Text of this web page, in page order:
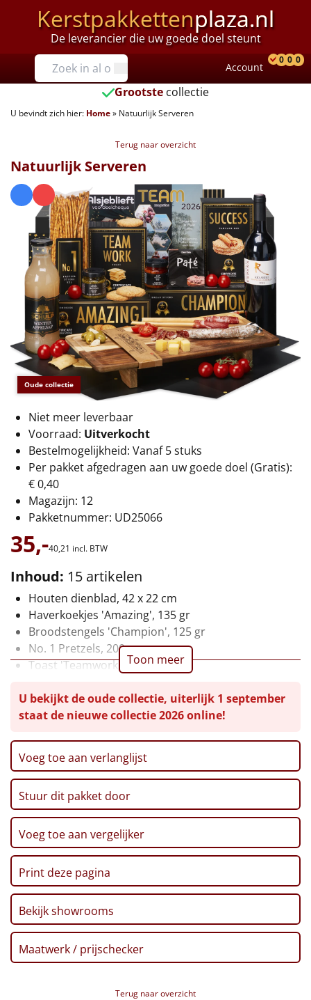
Kerstpakkettenplaza.nl
De leverancier die uw goede doel steunt
Prijzen
Tot €25
€25 tot €35
€40 tot €45
€45 tot €50
€50 tot €55
€55 tot €75
€75 tot €100
€100 en hoger
Alle kerstpakketten 2026
Thema
Origineel
Rituals
Luxe
Mannen
Vrouwen
Duurzaam
Leuke
Uniek
Artikel
Hitster NIEUW
Pizzarette
Tas
Wake up light
NIEUW
Borrelplank
Account
0 0 0
Grootste collectie
U bevindt zich hier: Home» Natuurlijk Serveren
Terug naar overzicht
Oude collectie
Natuurlijk Serveren
Niet meer leverbaar
Voorraad: Uitverkocht
Bestelmogelijkheid: Vanaf 5 stuks
Per pakket afgedragen aan uw goede doel (Gratis):
€ 0,40
Magazijn: 12
Pakketnummer: UD25066
35,-40,21 incl. BTW
Inhoud: 15 artikelen
Houten dienblad, 42 x 22 cm
Haverkoekjes 'Amazing', 135 gr
Broodstengels 'Champion', 125 gr
No. 1 Pretzels, 200 gr
Toast 'Teamwork', 100 gr
Tomatentapenade, 90 gr
Groene pesto, 106 ml
Appelsap, 0,75 ltr
Team Magazine
CenterParcs Voucher
Postcode Loterij Lot
Verpakt in een feestelijke kerstdoos, 39 x 29 x 23 cm
Toon meer
U bekijkt de oude collectie, uiterlijk 1 september
staat de nieuwe collectie 2026 online!
Voeg toe aan verlanglijst
Stuur dit pakket door
Voeg toe aan vergelijker
Print deze pagina
Bekijk showrooms
Maatwerk / prijschecker
Terug naar overzicht